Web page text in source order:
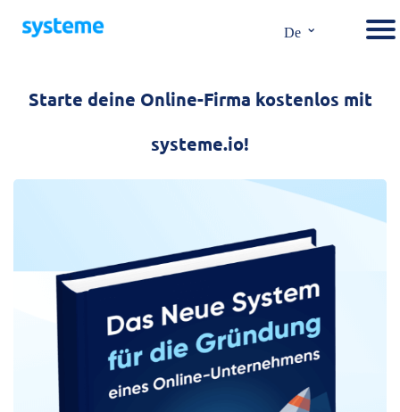
De ⌄
Starte deine Online-Firma kostenlos mit
systeme.io!